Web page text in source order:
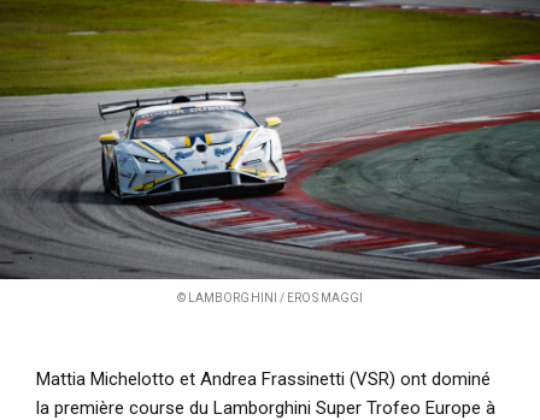
© LAMBORGHINI / EROS MAGGI
Mattia Michelotto et Andrea Frassinetti (VSR) ont dominé
la première course du Lamborghini Super Trofeo Europe à